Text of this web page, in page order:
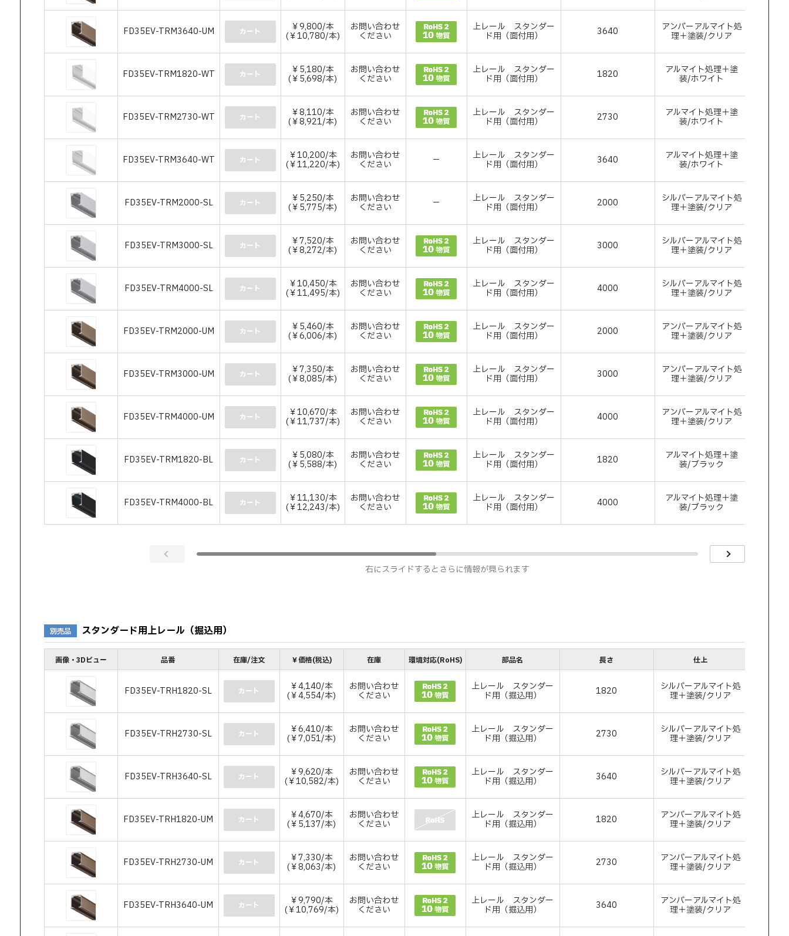
FD35EV-TRM3640-UM カート ￥9,800/本
(￥10,780/本)
お問い合わせ
ください
上レール スタンダー
ド用（面付用） 3640 アンバーアルマイト処
理＋塗装/クリア
FD35EV-TRM1820-WT カート ￥5,180/本
(￥5,698/本)
お問い合わせ
ください
上レール スタンダー
ド用（面付用） 1820 アルマイト処理＋塗
装/ホワイト
FD35EV-TRM2730-WT カート ￥8,110/本
(￥8,921/本)
お問い合わせ
ください
上レール スタンダー
ド用（面付用） 2730 アルマイト処理＋塗
装/ホワイト
FD35EV-TRM3640-WT カート ￥10,200/本
(￥11,220/本)
お問い合わせ
ください － 上レール スタンダー
ド用（面付用） 3640 アルマイト処理＋塗
装/ホワイト
FD35EV-TRM2000-SL カート ￥5,250/本
(￥5,775/本)
お問い合わせ
ください － 上レール スタンダー
ド用（面付用） 2000 シルバーアルマイト処
理＋塗装/クリア
FD35EV-TRM3000-SL カート ￥7,520/本
(￥8,272/本)
お問い合わせ
ください
上レール スタンダー
ド用（面付用） 3000 シルバーアルマイト処
理＋塗装/クリア
FD35EV-TRM4000-SL カート ￥10,450/本
(￥11,495/本)
お問い合わせ
ください
上レール スタンダー
ド用（面付用） 4000 シルバーアルマイト処
理＋塗装/クリア
FD35EV-TRM2000-UM カート ￥5,460/本
(￥6,006/本)
お問い合わせ
ください
上レール スタンダー
ド用（面付用） 2000 アンバーアルマイト処
理＋塗装/クリア
FD35EV-TRM3000-UM カート ￥7,350/本
(￥8,085/本)
お問い合わせ
ください
上レール スタンダー
ド用（面付用） 3000 アンバーアルマイト処
理＋塗装/クリア
FD35EV-TRM4000-UM カート ￥10,670/本
(￥11,737/本)
お問い合わせ
ください
上レール スタンダー
ド用（面付用） 4000 アンバーアルマイト処
理＋塗装/クリア
FD35EV-TRM1820-BL カート ￥5,080/本
(￥5,588/本)
お問い合わせ
ください
上レール スタンダー
ド用（面付用） 1820 アルマイト処理＋塗
装/ブラック
FD35EV-TRM4000-BL カート ￥11,130/本
(￥12,243/本)
お問い合わせ
ください
上レール スタンダー
ド用（面付用） 4000 アルマイト処理＋塗
装/ブラック
右にスライドするとさらに情報が見られます
別売品 スタンダード用上レール（掘込用）
画像・3Dビュー 品番 在庫/注文 ￥価格(税込) 在庫 環境対応(RoHS) 部品名 長さ 仕上
FD35EV-TRH1820-SL カート ￥4,140/本
(￥4,554/本)
お問い合わせ
ください
上レール スタンダー
ド用（掘込用） 1820 シルバーアルマイト処
理＋塗装/クリア
FD35EV-TRH2730-SL カート ￥6,410/本
(￥7,051/本)
お問い合わせ
ください
上レール スタンダー
ド用（掘込用） 2730 シルバーアルマイト処
理＋塗装/クリア
FD35EV-TRH3640-SL カート ￥9,620/本
(￥10,582/本)
お問い合わせ
ください
上レール スタンダー
ド用（掘込用） 3640 シルバーアルマイト処
理＋塗装/クリア
FD35EV-TRH1820-UM カート ￥4,670/本
(￥5,137/本)
お問い合わせ
ください
上レール スタンダー
ド用（掘込用） 1820 アンバーアルマイト処
理＋塗装/クリア
FD35EV-TRH2730-UM カート ￥7,330/本
(￥8,063/本)
お問い合わせ
ください
上レール スタンダー
ド用（掘込用） 2730 アンバーアルマイト処
理＋塗装/クリア
FD35EV-TRH3640-UM カート ￥9,790/本
(￥10,769/本)
お問い合わせ
ください
上レール スタンダー
ド用（掘込用） 3640 アンバーアルマイト処
理＋塗装/クリア